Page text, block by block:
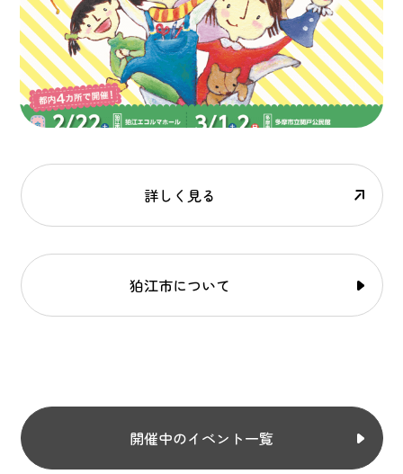
詳しく見る
狛江市について
開催中のイベント一覧